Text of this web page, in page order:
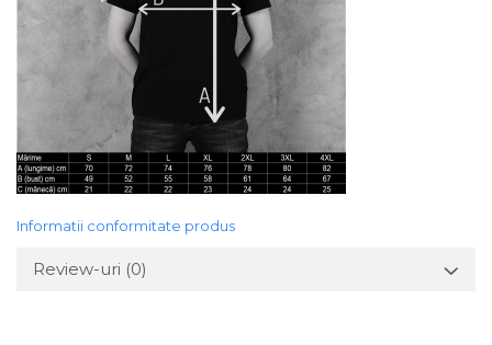
Informatii conformitate produs
Review-uri (0)